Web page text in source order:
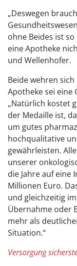
„Deswegen
ohne Beides ist
eine Apotheke
und Wellenhofer.
Beide wehren
Apotheke sei eine
„Natürlich kostet
der Medaille ist,
um gutes
hochqualitative
gewährleisten.
unserer
die Jahre auf eine
Millionen Euro.
und gleichzeitig
Übernahme oder
mehr als
Situation.“
Versorgung